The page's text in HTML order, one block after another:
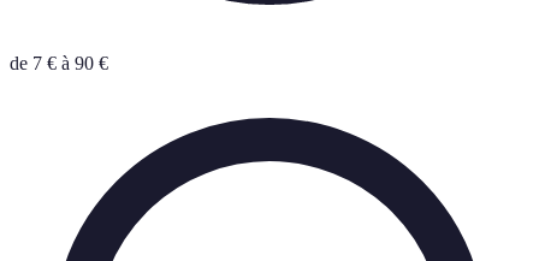
de 7 € à 90 €